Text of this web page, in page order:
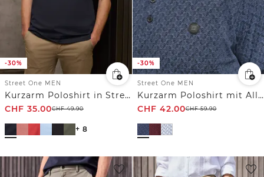
-30%
Street One MEN
Kurzarm Poloshirt in Stretchqualität
CHF 35.00CHF49.90
+ 8
-30%
Street One MEN
Kurzarm Poloshirt mit Allover-Print
CHF 42.00CHF59.90